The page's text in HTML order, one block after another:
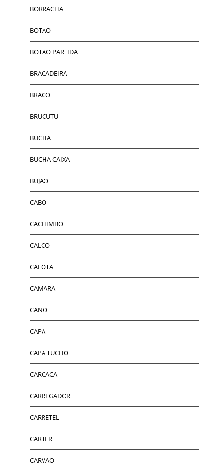
BORRACHA
BOTAO
BOTAO PARTIDA
BRACADEIRA
BRACO
BRUCUTU
BUCHA
BUCHA CAIXA
BUJAO
CABO
CACHIMBO
CALCO
CALOTA
CAMARA
CANO
CAPA
CAPA TUCHO
CARCACA
CARREGADOR
CARRETEL
CARTER
CARVAO